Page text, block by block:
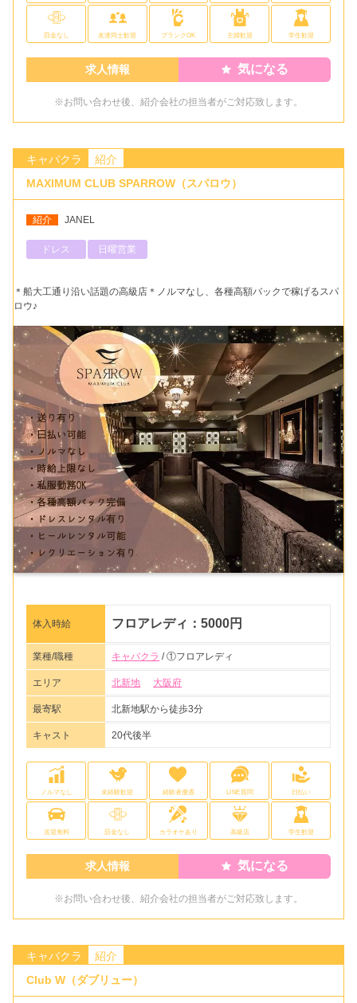
罰金なし 友達同士歓迎 ブランクOK 主婦歓迎 学生歓迎
求人情報 気になる
※お問い合わせ後、紹介会社の担当者がご対応致します。
キャバクラ
紹介
MAXIMUM CLUB SPARROW（スパロウ）
紹介 JANEL
ドレス 日曜営業
＊船大工通り沿い話題の高級店＊ノルマなし、各種高額バックで稼げるスパ
ロウ♪
体入時給 フロアレディ：5000円
業種/職種 キャバクラ / ①フロアレディ
エリア 北新地 大阪府
最寄駅 北新地駅から徒歩3分
キャスト 20代後半
ノルマなし 未経験歓迎 経験者優遇 LINE質問 日払い
送迎無料 罰金なし カラオケあり 高級店 学生歓迎
求人情報 気になる
※お問い合わせ後、紹介会社の担当者がご対応致します。
キャバクラ
紹介
Club W（ダブリュー）